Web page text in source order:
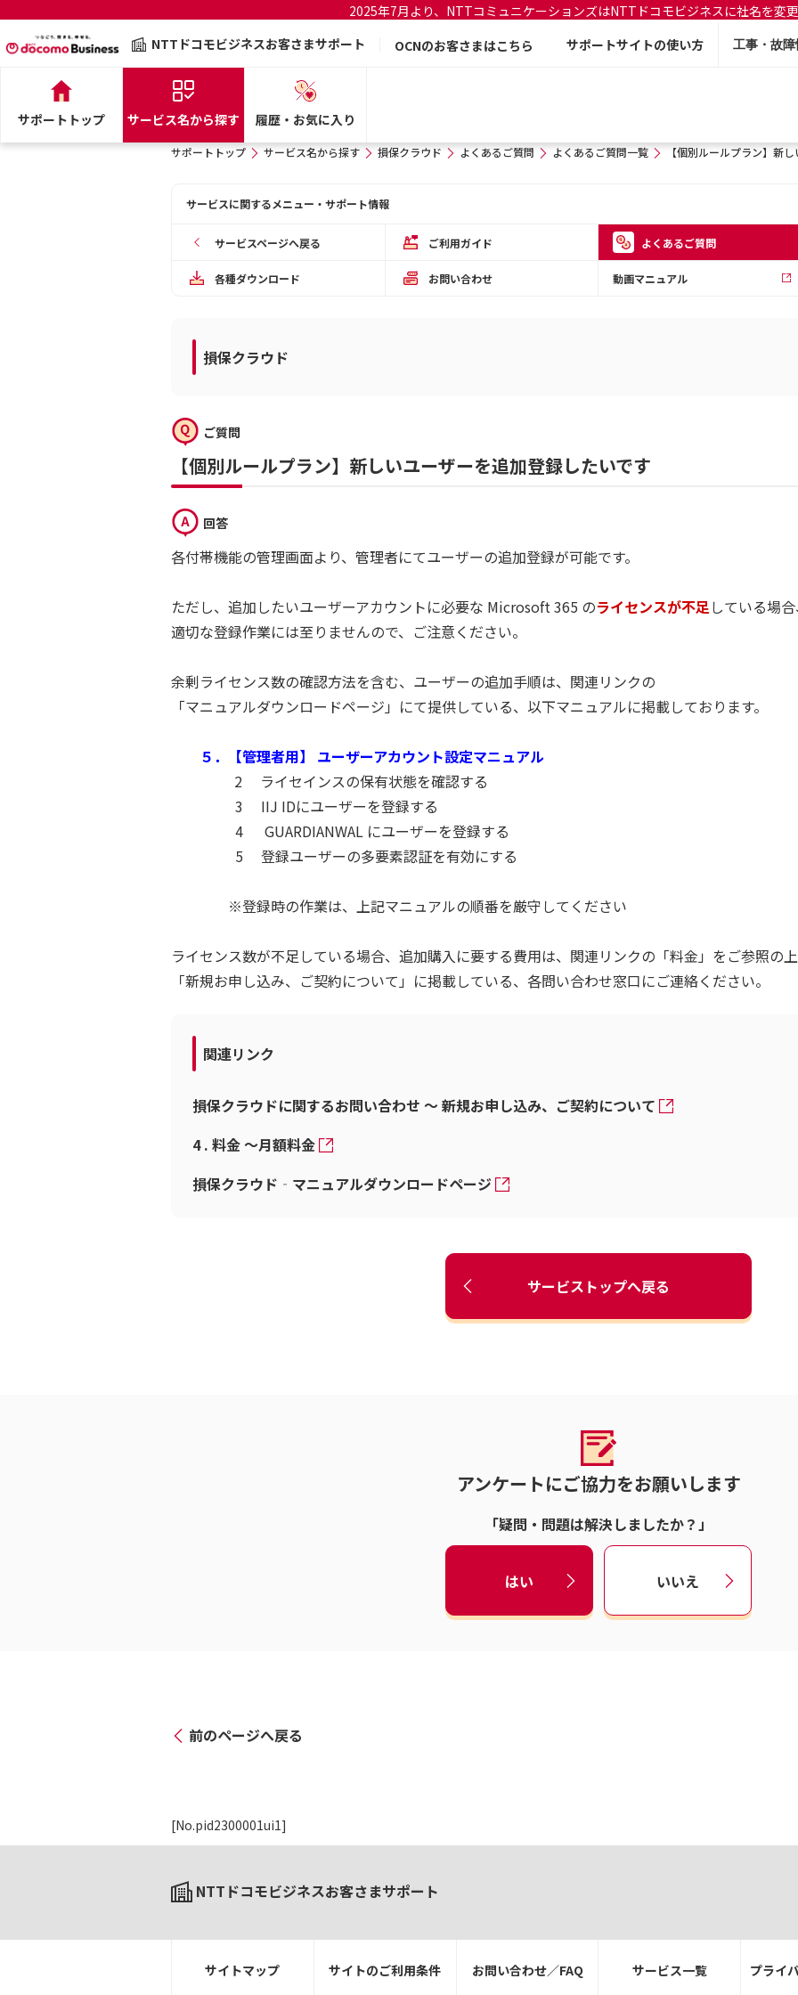
2025年7月より、NTTコミュニケーションズはNTTドコモビジネスに社名を変
NTTドコモビジネスお客さまサポート
OCNのお客さまはこちら サポートサイトの使い方 工事・故
サポートトップ サービス名から探す 履歴・お気に入り
サポートトップ サービス名から探す 損保クラウド よくあるご質問 よくあるご質問一覧 【個別ルールプラン】新
サービスに関するメニュー・サポート情報
サービスページへ戻る ご利用ガイド よくあるご質問
各種ダウンロード お問い合わせ 動画マニュアル
損保クラウド
ご質問
【個別ルールプラン】新しいユーザーを追加登録したいです
回答
各付帯機能の管理画面より、管理者にてユーザーの追加登録が可能です。
ただし、追加したいユーザーアカウントに必要な Microsoft 365 のライセンスが不足している場
適切な登録作業には至りませんので、ご注意ください。
余剰ライセンス数の確認方法を含む、ユーザーの追加手順は、関連リンクの
「マニュアルダウンロードページ」にて提供している、以下マニュアルに掲載しております。
５．【管理者用】 ユーザーアカウント設定マニュアル
2 ライセインスの保有状態を確認する
3 IIJ IDにユーザーを登録する
4 GUARDIANWAL にユーザーを登録する
5 登録ユーザーの多要素認証を有効にする
※登録時の作業は、上記マニュアルの順番を厳守してください
ライセンス数が不足している場合、追加購入に要する費用は、関連リンクの「料金」をご参照の
「新規お申し込み、ご契約について」に掲載している、各問い合わせ窓口にご連絡ください。
関連リンク
損保クラウドに関するお問い合わせ ～ 新規お申し込み、ご契約について
4 . 料金 ～月額料金
損保クラウド‐マニュアルダウンロードページ
サービストップへ戻る
アンケートにご協力をお願いします
「疑問・問題は解決しましたか？」
はい いいえ
前のページへ戻る
[No.pid2300001ui1]
NTTドコモビジネスお客さまサポート
サイトマップ サイトのご利用条件 お問い合わせ／FAQ サービス一覧 プライ